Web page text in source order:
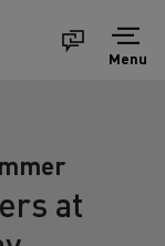
Menu
at